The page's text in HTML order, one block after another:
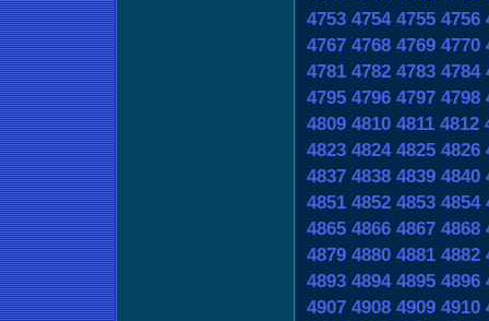
4753 4754 4755 4756
4767 4768 4769 4770
4781 4782 4783 4784
4795 4796 4797 4798
4809 4810 4811 4812
4823 4824 4825 4826
4837 4838 4839 4840
4851 4852 4853 4854
4865 4866 4867 4868
4879 4880 4881 4882
4893 4894 4895 4896
4907 4908 4909 4910